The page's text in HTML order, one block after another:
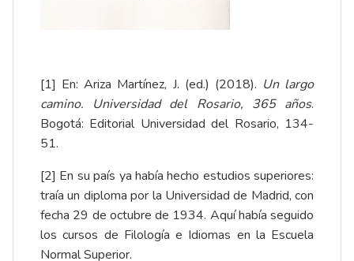
[1] En: Ariza Martínez, J. (ed.) (2018). Un largo
camino. Universidad del Rosario, 365 años.
Bogotá: Editorial Universidad del Rosario, 134-
51.
[2] En su país ya había hecho estudios superiores:
traía un diploma por la Universidad de Madrid, con
fecha 29 de octubre de 1934. Aquí había seguido
los cursos de Filología e Idiomas en la Escuela
Normal Superior.